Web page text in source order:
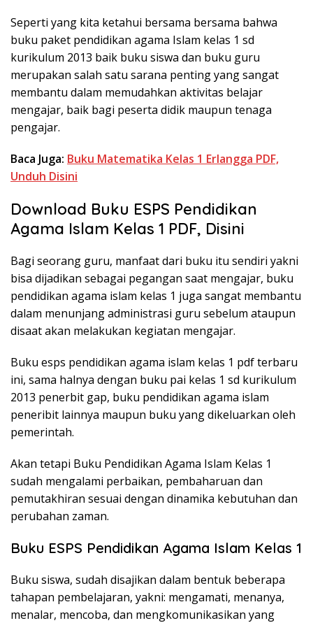
Seperti yang kita ketahui bersama bersama bahwa
buku paket pendidikan agama Islam kelas 1 sd
kurikulum 2013 baik buku siswa dan buku guru
merupakan salah satu sarana penting yang sangat
membantu dalam memudahkan aktivitas belajar
mengajar, baik bagi peserta didik maupun tenaga
pengajar.
Baca Juga: Buku Matematika Kelas 1 Erlangga PDF,
Unduh Disini
Download Buku ESPS Pendidikan
Agama Islam Kelas 1 PDF, Disini
Bagi seorang guru, manfaat dari buku itu sendiri yakni
bisa dijadikan sebagai pegangan saat mengajar, buku
pendidikan agama islam kelas 1 juga sangat membantu
dalam menunjang administrasi guru sebelum ataupun
disaat akan melakukan kegiatan mengajar.
Buku esps pendidikan agama islam kelas 1 pdf terbaru
ini, sama halnya dengan buku pai kelas 1 sd kurikulum
2013 penerbit gap, buku pendidikan agama islam
peneribit lainnya maupun buku yang dikeluarkan oleh
pemerintah.
Akan tetapi Buku Pendidikan Agama Islam Kelas 1
sudah mengalami perbaikan, pembaharuan dan
pemutakhiran sesuai dengan dinamika kebutuhan dan
perubahan zaman.
Buku ESPS Pendidikan Agama Islam Kelas 1
Buku siswa, sudah disajikan dalam bentuk beberapa
tahapan pembelajaran, yakni: mengamati, menanya,
menalar, mencoba, dan mengkomunikasikan yang